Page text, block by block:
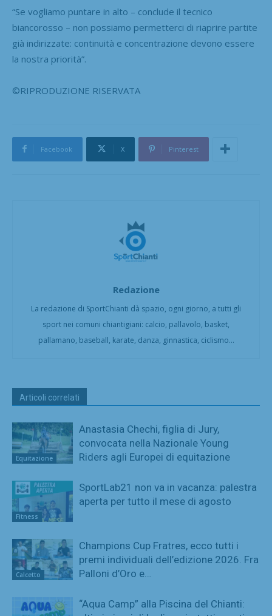
“Se vogliamo puntare in alto – conclude il tecnico
biancorosso – non possiamo permetterci di riaprire partite
già indirizzate: continuità e concentrazione devono essere
la nostra priorità”.
©RIPRODUZIONE RISERVATA
Facebook X Pinterest
Redazione
La redazione di SportChianti dà spazio, ogni giorno, a tutti gli
sport nei comuni chiantigiani: calcio, pallavolo, basket,
pallamano, baseball, karate, danza, ginnastica, ciclismo...
Articoli correlati
Equitazione
Anastasia Chechi, figlia di Jury,
convocata nella Nazionale Young
Riders agli Europei di equitazione
Fitness
SportLab21 non va in vacanza: palestra
aperta per tutto il mese di agosto
Calcetto
Champions Cup Fratres, ecco tutti i
premi individuali dell’edizione 2026. Fra
Palloni d’Oro e…
“Aqua Camp” alla Piscina del Chianti: